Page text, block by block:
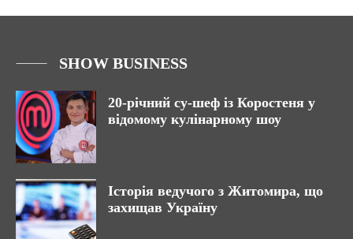
SHOW BUSINESS
20-річний су-шеф із Коростеня у
відомому кулінарному шоу
Історія ведучого з Житомира, що
захищав Україну